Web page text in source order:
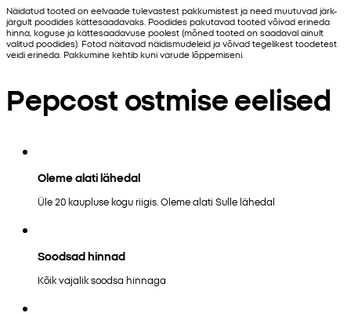
Näidatud tooted on eelvaade tulevastest pakkumistest ja need muutuvad järk-
järgult poodides kättesaadavaks. Poodides pakutavad tooted võivad erineda
hinna, koguse ja kättesaadavuse poolest (mõned tooted on saadaval ainult
valitud poodides). Fotod näitavad näidismudeleid ja võivad tegelikest toodetest
veidi erineda. Pakkumine kehtib kuni varude lõppemiseni.
Pepcost ostmise eelised
Oleme alati lähedal
Üle 20 kaupluse kogu riigis. Oleme alati Sulle lähedal
Soodsad hinnad
Kõik vajalik soodsa hinnaga